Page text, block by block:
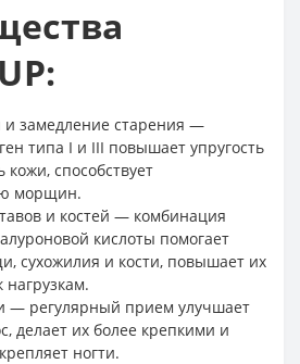
и замедление старения —
типа I и III повышает упругость
кожи, способствует
морщин.
и костей — комбинация
кислоты помогает
сухожилия и кости, повышает их
нагрузкам.
— регулярный прием улучшает
делает их более крепкими и
ногти.